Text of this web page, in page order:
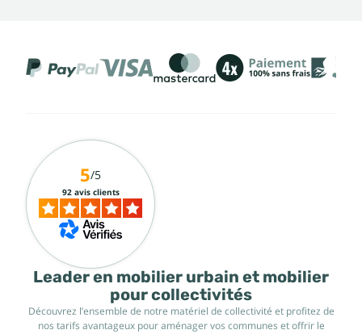
Leader en mobilier urbain et mobilier
pour collectivités
Découvrez l’ensemble de notre matériel de collectivité et profitez de
nos tarifs avantageux pour aménager vos communes et offrir le
5/5
92 avis clients